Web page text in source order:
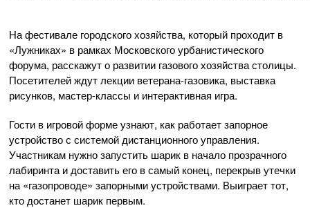
На фестивале городского хозяйства, который проходит в
«Лужниках» в рамках Московского урбанистического
форума, расскажут о развитии газового хозяйства столицы.
Посетителей ждут лекции ветерана-газовика, выставка
рисунков, мастер-классы и интерактивная игра.
Гости в игровой форме узнают, как работает запорное
устройство с системой дистанционного управления.
Участникам нужно запустить шарик в начало прозрачного
лабиринта и доставить его в самый конец, перекрыв утечки
на «газопроводе» запорными устройствами. Выиграет тот,
кто достанет шарик первым.